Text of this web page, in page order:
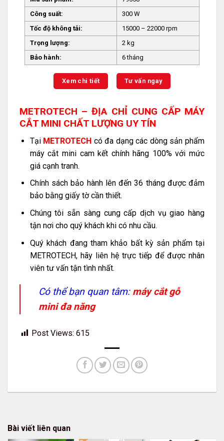
Công suất:
300 W
Tốc độ không tải:
15000 – 22000 rpm
Trọng lượng:
2 kg
Bảo hành:
6 tháng
Xem chi tiết Tư vấn ngay
METROTECH – ĐỊA CHỈ CUNG CẤP MÁY
CẮT MINI CHẤT LƯỢNG UY TÍN
Tại METROTECH có đa dạng các dòng sản phẩm
máy cắt mini cam kết chính hãng 100% với mức
giá cạnh tranh.
Chính sách bảo hành lên đến 36 tháng được đảm
bảo bằng giấy tờ cần thiết.
Chúng tôi sẵn sàng cung cấp dịch vụ giao hàng
tận nơi cho quý khách khi có nhu cầu.
Quý khách đang tham khảo bất kỳ sản phẩm tại
METROTECH, hãy liên hệ trực tiếp để được nhân
viên tư vấn tận tình nhất.
Có thể bạn quan tâm: máy cắt gỗ
mini đa năng
Post Views: 615
Bài viết liên quan